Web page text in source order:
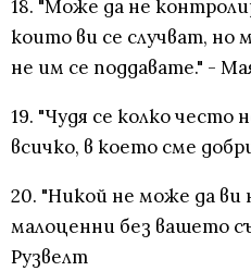
18. "Може да не
които ви се случват, но
не им се поддавате." -
19. "Чудя се колко често
всичко, в което сме
20. "Никой не може да ви
малоценни без вашето
Рузвелт